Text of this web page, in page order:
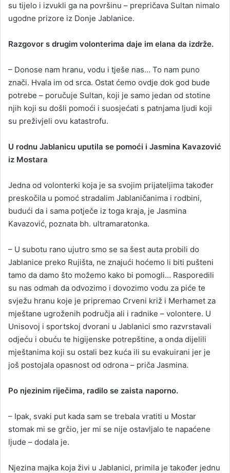
su tijelo i izvukli ga na površinu – prepričava Sultan nimalo
ugodne prizore iz Donje Jablanice.
Razgovor s drugim volonterima daje im elana da izdrže.
– Donose nam hranu, vodu i tješe nas… To nam puno
znači. Hvala im od srca. Ostat ćemo ovdje dok god bude
potrebe – poručuje Sultan, koji je samo jedan od stotine
njih koji su došli pomoći i suosjećati s patnjama ljudi koji
su preživjeli ovu katastrofu.
U rodnu Jablanicu uputila se pomoći i Jasmina Kavazović
iz Mostara
Jedna od volonterki koja je sa svojim prijateljima također
preskočila u pomoć stradalim Jablaničanima i rodbini,
budući da i sama potječe iz toga kraja, je Jasmina
Kavazović, poznata bh. ultramaratonka.
– U subotu rano ujutro smo se sa šest auta probili do
Jablanice preko Rujišta, ne znajući hoćemo li biti pušteni
tamo da damo što možemo kako bi pomogli… Rasporedili
su nas odmah da odvozimo i dovozimo vodu za piće te
svježu hranu koje je pripremao Crveni križ i Merhamet za
mještane ugroženih područja ali i radnike – volontere. U
Unisovoj i sportskoj dvorani u Jablanici smo razvrstavali
odjeću i obuću te higijenske potrepštine, a onda dijelili
mještanima koji su ostali bez kuća ili su evakuirani jer je
još postojala opasnost od odrona – priča Jasmina.
Po njezinim riječima, radilo se zaista naporno.
– Ipak, svaki put kada sam se trebala vratiti u Mostar
stomak mi se grčio, jer mi se nije ostavljalo te napaćene
ljude – dodala je.
Njezina majka koja živi u Jablanici, primila je također jednu